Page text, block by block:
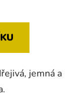
jemná a